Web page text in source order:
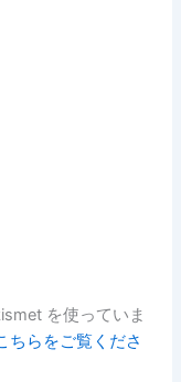
を使っていま
ちらをご覧くださ